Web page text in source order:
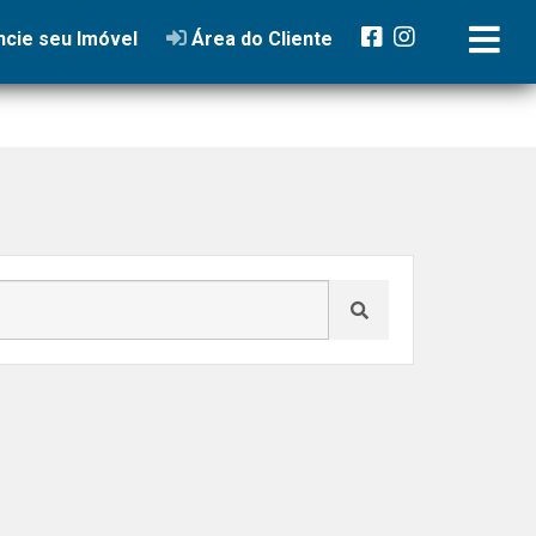
seu Imóvel Área do Cliente